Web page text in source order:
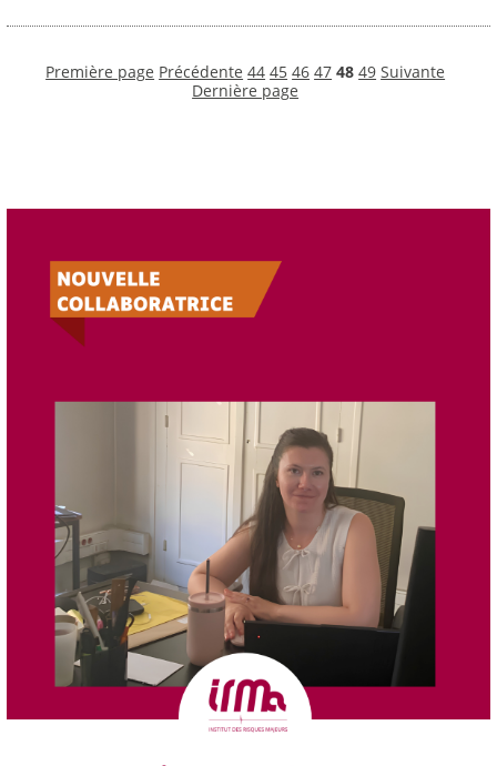
Première page Précédente 44 45 46 47 48 49 Suivante
Dernière page